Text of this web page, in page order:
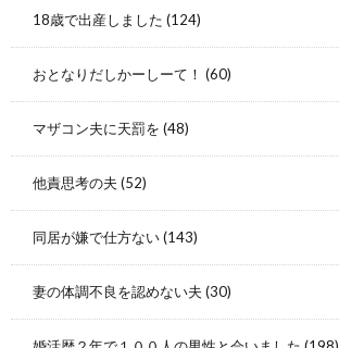
18歳で出産しました (124)
おとなりだしかーしーて！ (60)
マザコン夫に天罰を (48)
他責思考の夫 (52)
同居が嫌で仕方ない(143)
妻の体調不良を認めない夫 (30)